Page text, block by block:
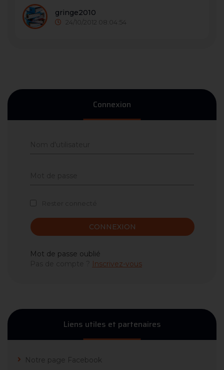
gringe2010
24/10/2012 08:04:54
Connexion
CONNEXION
Mot de passe oublié
Inscrivez-vous
Liens utiles et partenaires
Notre page Facebook